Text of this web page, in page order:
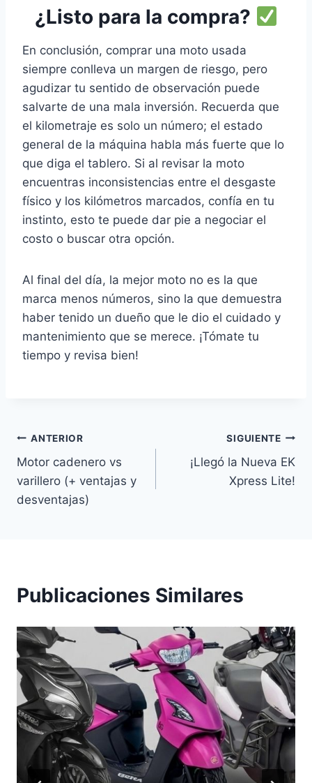
¿Listo para la compra?
En conclusión, comprar una moto usada
siempre conlleva un margen de riesgo, pero
agudizar tu sentido de observación puede
salvarte de una mala inversión. Recuerda que
el kilometraje es solo un número; el estado
general de la máquina habla más fuerte que lo
que diga el tablero. Si al revisar la moto
encuentras inconsistencias entre el desgaste
físico y los kilómetros marcados, confía en tu
instinto, esto te puede dar pie a negociar el
costo o buscar otra opción.
Al final del día, la mejor moto no es la que
marca menos números, sino la que demuestra
haber tenido un dueño que le dio el cuidado y
mantenimiento que se merece. ¡Tómate tu
tiempo y revisa bien!
Navegación
de
entradas
ANTERIOR
Motor cadenero vs
varillero (+ ventajas y
desventajas)
SIGUIENTE
¡Llegó la Nueva EK
Xpress Lite!
Publicaciones Similares